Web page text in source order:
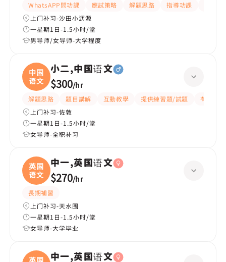
WhatsAPP問功課 應試策略 解題思路 指導功課
上门补习-沙田小沥源
一星期1日-1.5小时/堂
男导师/女导师-大学程度
中国
语文
小二,中国语文
$300/hr
解題思路 題目講解 互動教學 提供練習題/試題
有愛心
上门补习-佐敦
一星期1日-1.5小时/堂
女导师-全职补习
英国
语文
中一,英国语文
$270/hr
長期補習
上门补习-天水围
一星期1日-1.5小时/堂
女导师-大学毕业
英国
中一,英国语文